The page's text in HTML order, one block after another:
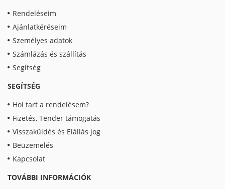
Rendeléseim
Ajánlatkéréseim
Személyes adatok
Számlázás és szállítás
Segítség
SEGÍTSÉG
Hol tart a rendelésem?
Fizetés, Tender támogatás
Visszaküldés és Elállás jog
Beüzemelés
Kapcsolat
TOVÁBBI INFORMÁCIÓK